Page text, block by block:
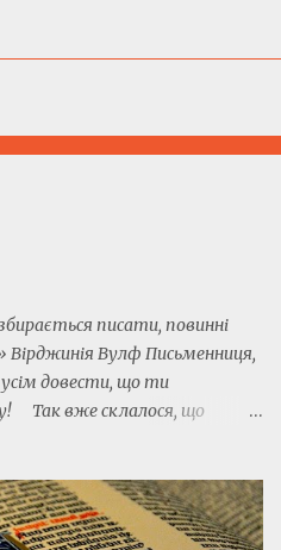
писати, повинні
Вулф Письменниця,
довести, що ти
Так вже склалося, що
ремесла, такі як шиття і
і науками були суто